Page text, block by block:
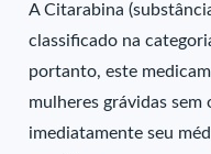
A Citarabina
classificado na
portanto, este
mulheres grávidas
imediatamente seu